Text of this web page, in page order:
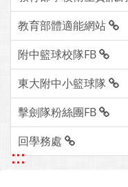
教育部體適能網站
附中籃球校隊FB
東大附中小籃球隊
擊劍隊粉絲團FB
回學務處
:::